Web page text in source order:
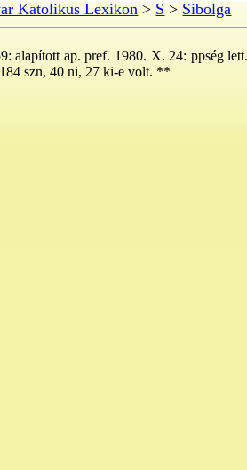
Katolikus Lexikon > S > Sibolga
alapított ap. pref. 1980. X. 24: ppség
szn, 40 ni, 27 ki-e volt. **